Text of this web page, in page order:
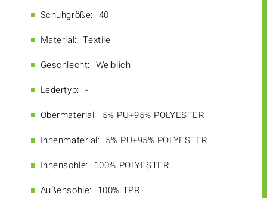
Schuhgröße: 40
Material: Textile
Geschlecht: Weiblich
Ledertyp: -
Obermaterial: 5% PU+95% POLYESTER
Innenmaterial: 5% PU+95% POLYESTER
Innensohle: 100% POLYESTER
Außensohle: 100% TPR